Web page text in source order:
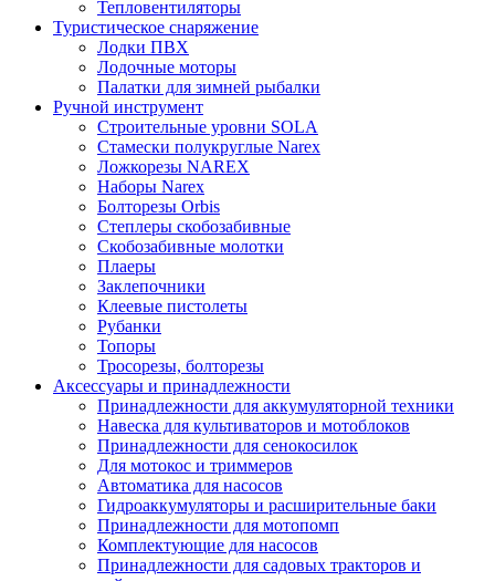
Тепловентиляторы
Туристическое снаряжение
Лодки ПВХ
Лодочные моторы
Палатки для зимней рыбалки
Ручной инструмент
Строительные уровни SOLA
Стамески полукруглые Narex
Ложкорезы NAREX
Наборы Narex
Болторезы Orbis
Степлеры скобозабивные
Скобозабивные молотки
Плаеры
Заклепочники
Клеевые пистолеты
Рубанки
Топоры
Тросорезы, болторезы
Аксессуары и принадлежности
Принадлежности для аккумуляторной техники
Навеска для культиваторов и мотоблоков
Принадлежности для сенокосилок
Для мотокос и триммеров
Автоматика для насосов
Гидроаккумуляторы и расширительные баки
Принадлежности для мотопомп
Комплектующие для насосов
Принадлежности для садовых тракторов и